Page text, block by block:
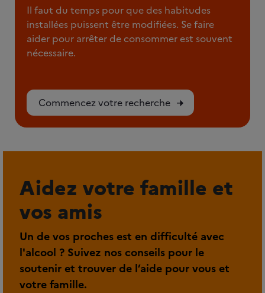
Il faut du temps pour que des habitudes
installées puissent être modifiées. Se faire
aider pour arrêter de consommer est souvent
nécessaire.
Commencez votre recherche
Aidez votre famille et
vos amis
Un de vos proches est en difficulté avec
l'alcool ? Suivez nos conseils pour le
soutenir et trouver de l’aide pour vous et
votre famille.